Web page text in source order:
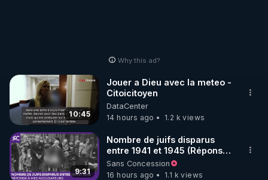
Why this ad?
10:45
Jouer a Dieu avec la meteo -
Citoicitoyen
DataCenter
14 hours ago
1.2 k views
9:31
Nombre de juifs disparus
entre 1941 et 1945 (Réponse
à mes accusateurs)
Sans Concession
16 hours ago
1.1 k views